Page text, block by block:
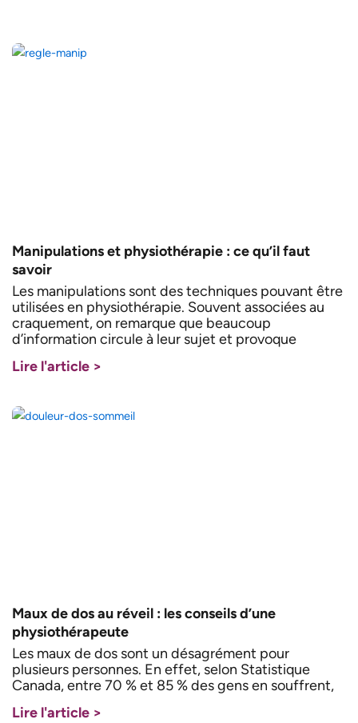
Manipulations et physiothérapie : ce qu’il faut
savoir
Les manipulations sont des techniques pouvant être
utilisées en physiothérapie. Souvent associées au
craquement, on remarque que beaucoup
d’information circule à leur sujet et provoque
Lire l'article >
Maux de dos au réveil : les conseils d’une
physiothérapeute
Les maux de dos sont un désagrément pour
plusieurs personnes. En effet, selon Statistique
Canada, entre 70 % et 85 % des gens en souffrent,
Lire l'article >